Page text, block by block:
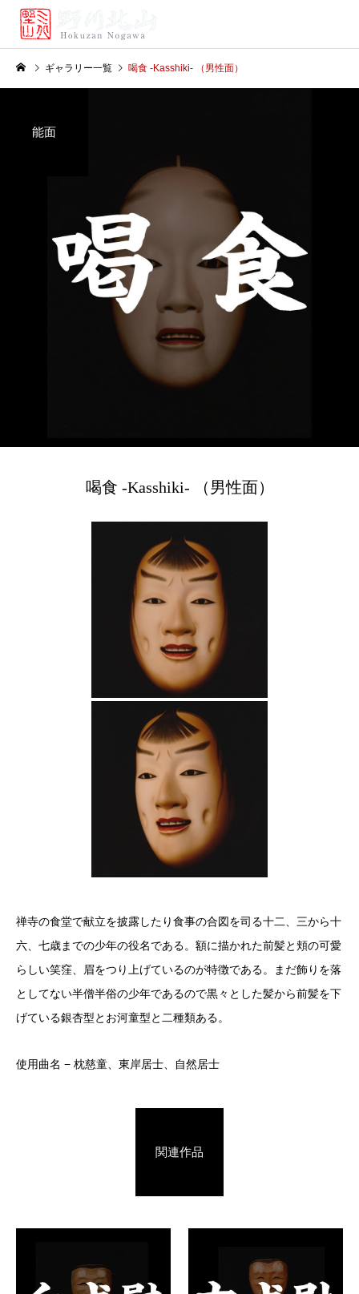
ギャラリー一覧 喝食 -Kasshiki- （男性面）
能面
喝食 -Kasshiki- （男性面）
禅寺の食堂で献立を披露したり食事の合図を司る十二、三から十
六、七歳までの少年の役名である。額に描かれた前髪と頬の可愛
らしい笑窪、眉をつり上げているのが特徴である。まだ飾りを落
としてない半僧半俗の少年であるので黒々とした髪から前髪を下
げている銀杏型とお河童型と二種類ある。
使用曲名 − 枕慈童、東岸居士、自然居士
関連作品